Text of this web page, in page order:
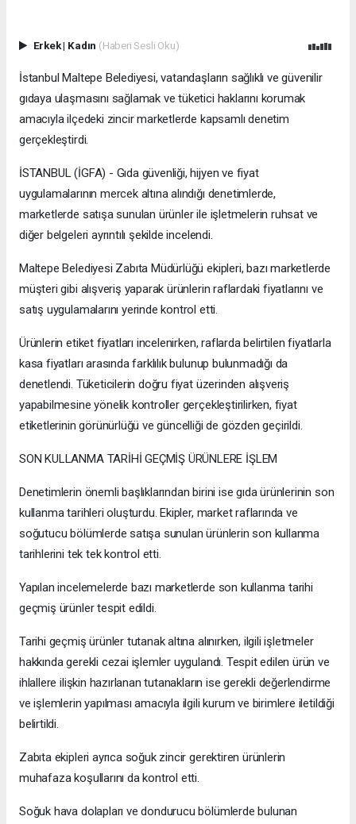
Erkek| Kadın (Haberi Sesli Oku)
İstanbul Maltepe Belediyesi, vatandaşların sağlıklı ve güvenilir
gıdaya ulaşmasını sağlamak ve tüketici haklarını korumak
amacıyla ilçedeki zincir marketlerde kapsamlı denetim
gerçekleştirdi.
İSTANBUL (İGFA) - Gıda güvenliği, hijyen ve fiyat
uygulamalarının mercek altına alındığı denetimlerde,
marketlerde satışa sunulan ürünler ile işletmelerin ruhsat ve
diğer belgeleri ayrıntılı şekilde incelendi.
Maltepe Belediyesi Zabıta Müdürlüğü ekipleri, bazı marketlerde
müşteri gibi alışveriş yaparak ürünlerin raflardaki fiyatlarını ve
satış uygulamalarını yerinde kontrol etti.
Ürünlerin etiket fiyatları incelenirken, raflarda belirtilen fiyatlarla
kasa fiyatları arasında farklılık bulunup bulunmadığı da
denetlendi. Tüketicilerin doğru fiyat üzerinden alışveriş
yapabilmesine yönelik kontroller gerçekleştirilirken, fiyat
etiketlerinin görünürlüğü ve güncelliği de gözden geçirildi.
SON KULLANMA TARİHİ GEÇMİŞ ÜRÜNLERE İŞLEM
Denetimlerin önemli başlıklarından birini ise gıda ürünlerinin son
kullanma tarihleri oluşturdu. Ekipler, market raflarında ve
soğutucu bölümlerde satışa sunulan ürünlerin son kullanma
tarihlerini tek tek kontrol etti.
Yapılan incelemelerde bazı marketlerde son kullanma tarihi
geçmiş ürünler tespit edildi.
Tarihi geçmiş ürünler tutanak altına alınırken, ilgili işletmeler
hakkında gerekli cezai işlemler uygulandı. Tespit edilen ürün ve
ihlallere ilişkin hazırlanan tutanakların ise gerekli değerlendirme
ve işlemlerin yapılması amacıyla ilgili kurum ve birimlere iletildiği
belirtildi.
Zabıta ekipleri ayrıca soğuk zincir gerektiren ürünlerin
muhafaza koşullarını da kontrol etti.
Soğuk hava dolapları ve dondurucu bölümlerde bulunan